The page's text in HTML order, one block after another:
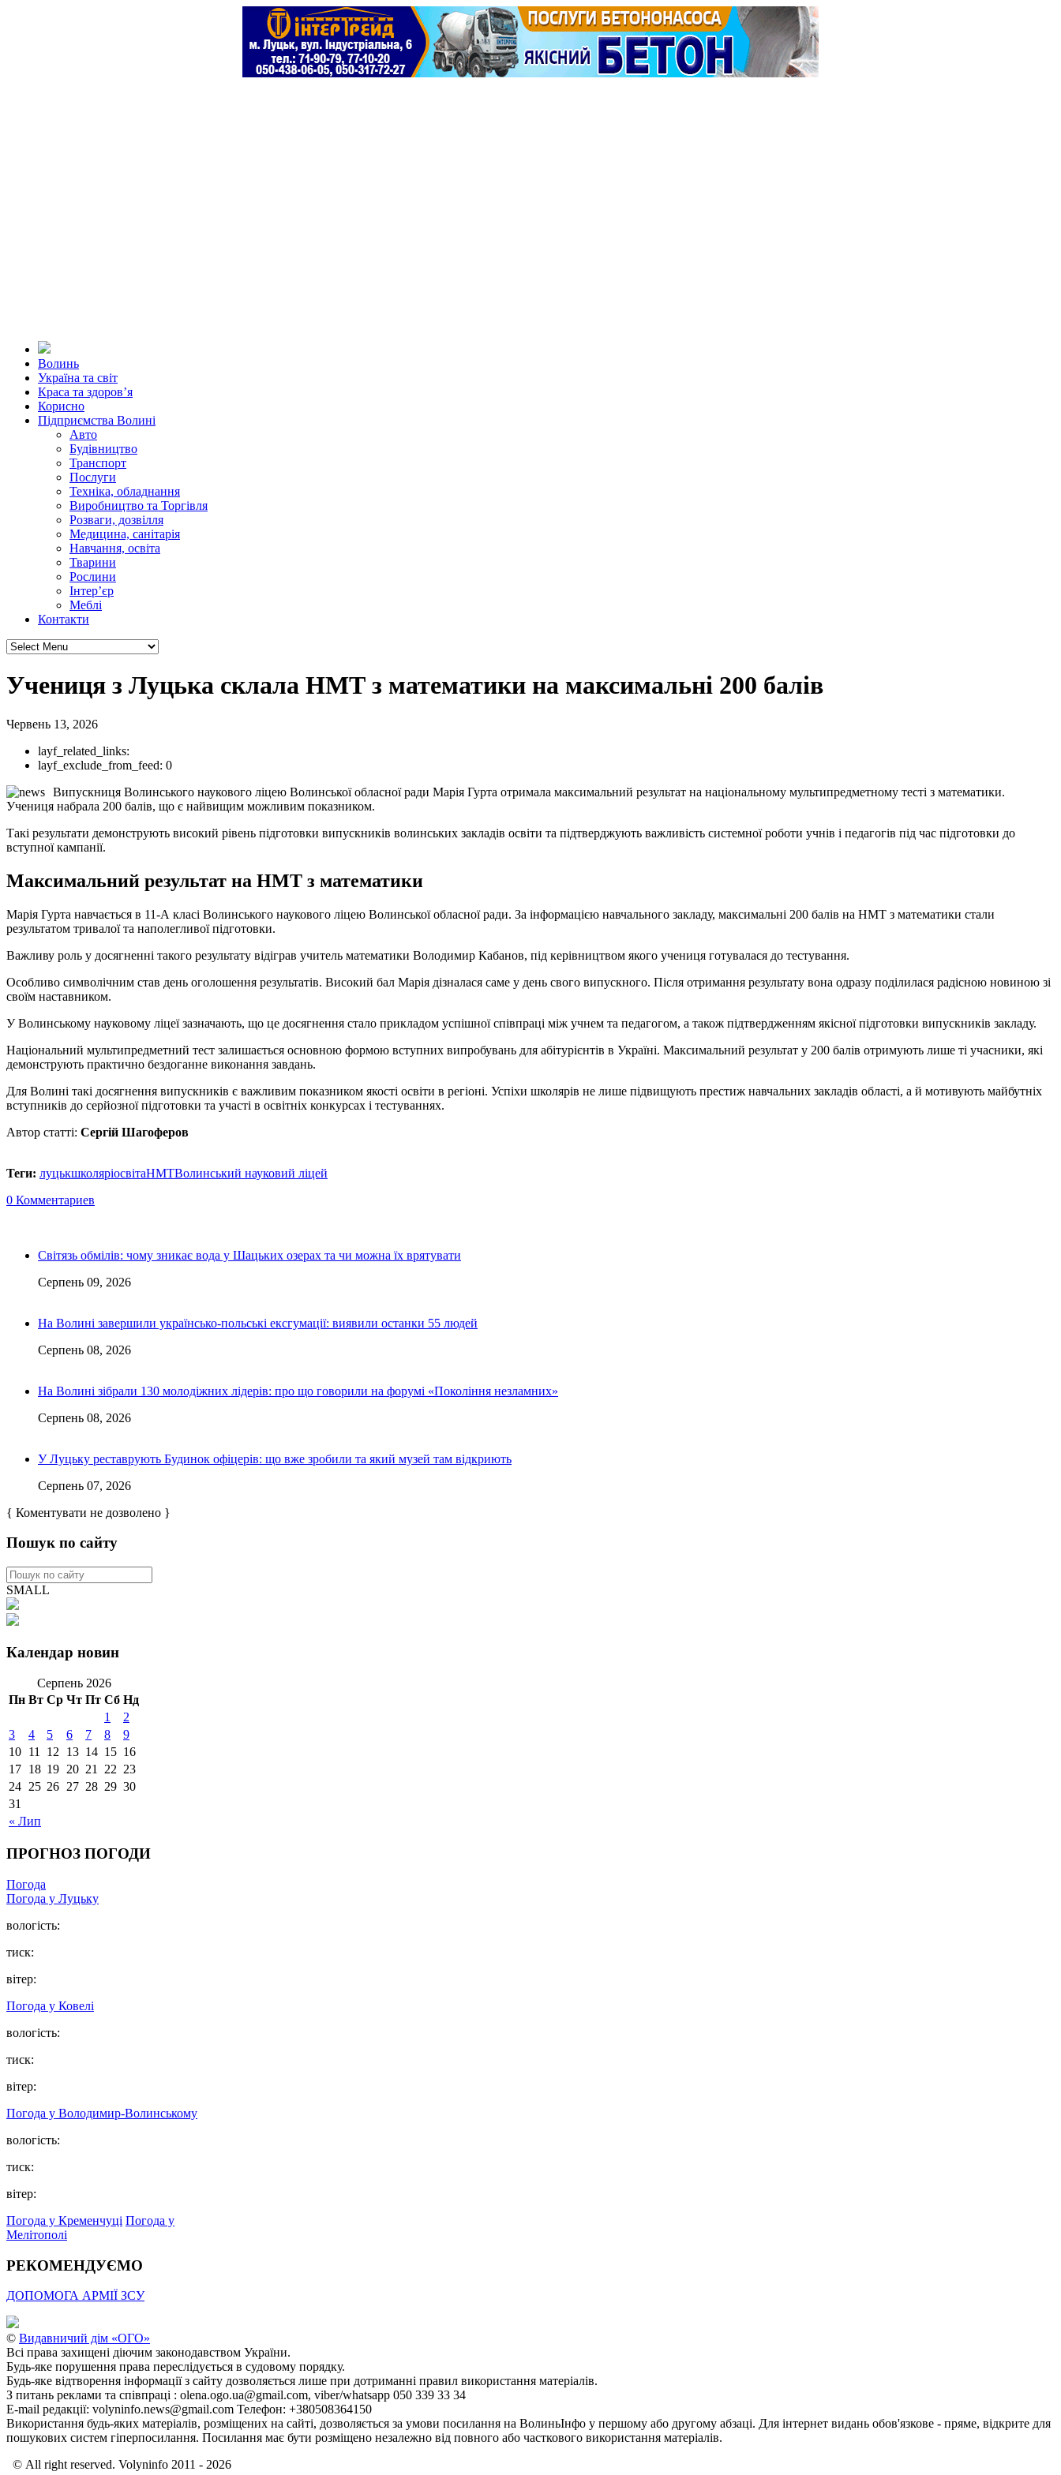
Волинь
Україна та світ
Краса та здоров’я
Корисно
Підприємства Волині
Авто
Будівництво
Транспорт
Послуги
Техніка, обладнання
Виробництво та Торгівля
Розваги, дозвілля
Медицина, санітарія
Навчання, освіта
Тварини
Рослини
Інтер’єр
Меблі
Контакти
Учениця з Луцька склала НМТ з математики на максимальні 200 балів
Червень 13, 2026
layf_related_links:
layf_exclude_from_feed: 0
Випускниця Волинського наукового ліцею Волинської обласної ради Марія Гурта отримала максимальний результат на національному мультипредметному тесті з математики.
Учениця набрала 200 балів, що є найвищим можливим показником.
Такі результати демонструють високий рівень підготовки випускників волинських закладів освіти та підтверджують важливість системної роботи учнів і педагогів під час підготовки до
вступної кампанії.
Максимальний результат на НМТ з математики
Марія Гурта навчається в 11-А класі Волинського наукового ліцею Волинської обласної ради. За інформацією навчального закладу, максимальні 200 балів на НМТ з математики стали
результатом тривалої та наполегливої підготовки.
Важливу роль у досягненні такого результату відіграв учитель математики Володимир Кабанов, під керівництвом якого учениця готувалася до тестування.
Особливо символічним став день оголошення результатів. Високий бал Марія дізналася саме у день свого випускного. Після отримання результату вона одразу поділилася радісною новиною зі
своїм наставником.
У Волинському науковому ліцеї зазначають, що це досягнення стало прикладом успішної співпраці між учнем та педагогом, а також підтвердженням якісної підготовки випускників закладу.
Національний мультипредметний тест залишається основною формою вступних випробувань для абітурієнтів в Україні. Максимальний результат у 200 балів отримують лише ті учасники, які
демонструють практично бездоганне виконання завдань.
Для Волині такі досягнення випускників є важливим показником якості освіти в регіоні. Успіхи школярів не лише підвищують престиж навчальних закладів області, а й мотивують майбутніх
вступників до серйозної підготовки та участі в освітніх конкурсах і тестуваннях.
Автор статті: Сергій Шагоферов
Теги: луцькшколяріосвітаНМТВолинський науковий ліцей
0 Комментариев
Світязь обмілів: чому зникає вода у Шацьких озерах та чи можна їх врятувати
Серпень 09, 2026
На Волині завершили українсько-польські ексгумації: виявили останки 55 людей
Серпень 08, 2026
На Волині зібрали 130 молодіжних лідерів: про що говорили на форумі «Покоління незламних»
Серпень 08, 2026
У Луцьку реставрують Будинок офіцерів: що вже зробили та який музей там відкриють
Серпень 07, 2026
{ Коментувати не дозволено }
Пошук по сайту
SMALL
Календар новин
Серпень 2026
Пн Вт Ср Чт Пт Сб Нд
« Лип
1
2
3
4 5 6 7 8
9
10 11 12 13 14 15 16
17 18 19 20 21 22 23
24 25 26 27 28 29 30
31
ПРОГНОЗ ПОГОДИ
Погода
Погода у Луцьку
вологість:
тиск:
вітер:
Погода у Ковелі
вологість:
тиск:
вітер:
Погода у Володимир-Волинському
вологість:
тиск:
вітер:
Погода у Кременчуці Погода у
Мелітополі
РЕКОМЕНДУЄМО
ДОПОМОГА АРМІЇ ЗСУ
© Видавничий дім «ОГО»
Всі права захищені діючим законодавством України.
Будь-яке порушення права переслідується в судовому порядку.
Будь-яке відтворення інформації з сайту дозволяється лише при дотриманні правил використання матеріалів.
З питань реклами та співпраці : olena.ogo.ua@gmail.com, viber/whatsapp 050 339 33 34
E-mail редакції: volyninfo.news@gmail.com Телефон: +380508364150
Використання будь-яких матеріалів, розміщених на сайті, дозволяється за умови посилання на ВолиньІнфо у першому або другому абзаці. Для інтернет видань обов'язкове - пряме, відкрите для
пошукових систем гіперпосилання. Посилання має бути розміщено незалежно від повного або часткового використання матеріалів.
© All right reserved. Volyninfo 2011 - 2026